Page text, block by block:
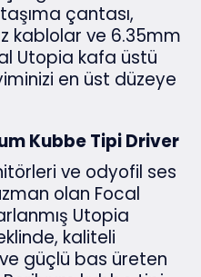
çantası,
kablolar ve 6.35mm
Utopia kafa üstü
en üst düzeye
Kubbe Tipi Driver
ve odyofil ses
olan Focal
Utopia
kaliteli
güçlü bas üreten